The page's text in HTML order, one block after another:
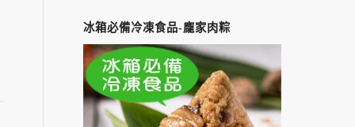
冰箱必備冷凍食品-龐家肉粽